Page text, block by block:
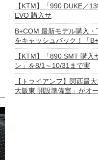
【KTM】「990 DUKE／
EVO 購入サ
B+COM 最新モデル購入
をキャッシュバック！「
【KTM】「890 SMT 購入
ン」を8/1～10/31まで実
【トライアンフ】関西最
大阪東 開設準備室」がオ